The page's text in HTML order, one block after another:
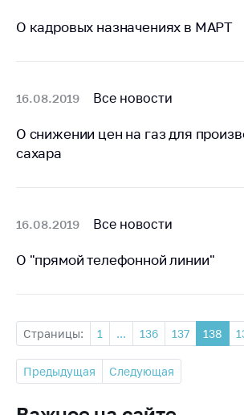
О кадровых назначениях в МАРТ
16.08.2019 Все новости
О снижении цен на газ для
сахара
16.08.2019 Все новости
О "прямой телефонной линии"
Страницы: 1 ... 136 137 138
Предыдущая Следующая